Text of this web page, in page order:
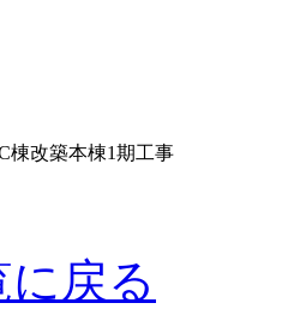
棟改築本棟1期工事
戻る